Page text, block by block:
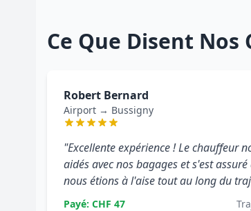
Ce Que Disent Nos
Robert Bernard
Airport → Bussigny
"Excellente expérience ! Le chauffeur
aidés avec nos bagages et s'est assuré
nous étions à l'aise tout au long du
Payé: CHF 47